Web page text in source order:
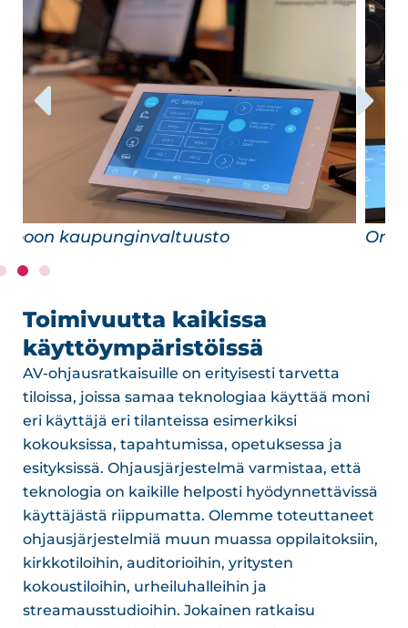
Orimattilan kirkko
Toimivuutta kaikissa
käyttöympäristöissä
AV-ohjausratkaisuille on erityisesti tarvetta
tiloissa, joissa samaa teknologiaa käyttää moni
eri käyttäjä eri tilanteissa esimerkiksi
kokouksissa, tapahtumissa, opetuksessa ja
esityksissä. Ohjausjärjestelmä varmistaa, että
teknologia on kaikille helposti hyödynnettävissä
käyttäjästä riippumatta. Olemme toteuttaneet
ohjausjärjestelmiä muun muassa oppilaitoksiin,
kirkkotiloihin, auditorioihin, yritysten
kokoustiloihin, urheiluhalleihin ja
streamausstudioihin. Jokainen ratkaisu